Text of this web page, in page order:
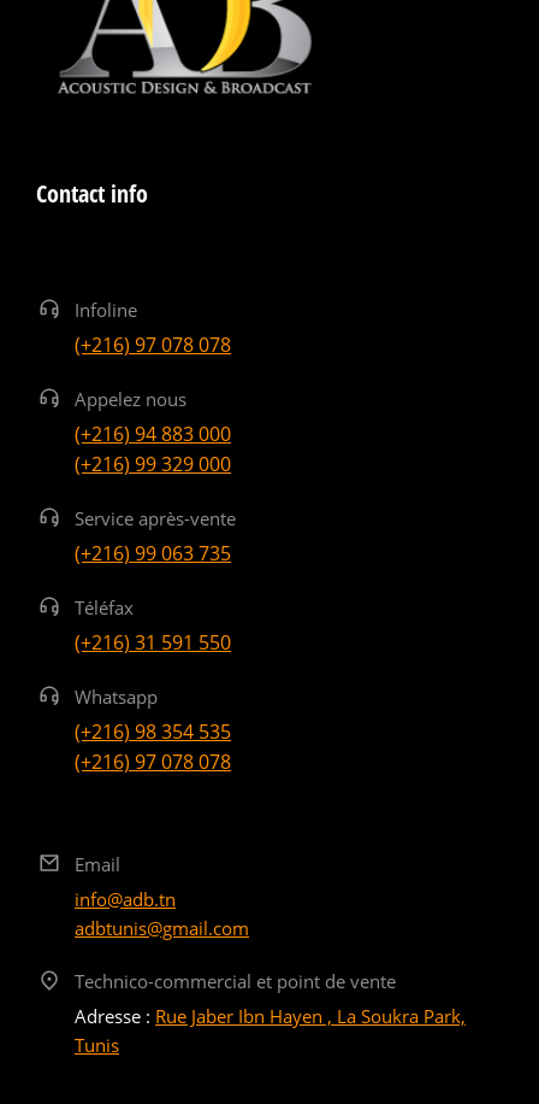
Contact info
Infoline
(+216) 97 078 078
Appelez nous
(+216) 94 883 000
(+216) 99 329 000
Service après-vente
(+216) 99 063 735
Téléfax
(+216) 31 591 550
Whatsapp
(+216) 98 354 535
(+216) 97 078 078
Email
info@adb.tn
adbtunis@gmail.com
Technico-commercial et point de vente
Adresse : Rue Jaber Ibn Hayen , La Soukra Park,
Tunis